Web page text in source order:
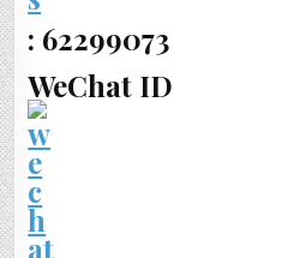
: 62299073
WeChat ID